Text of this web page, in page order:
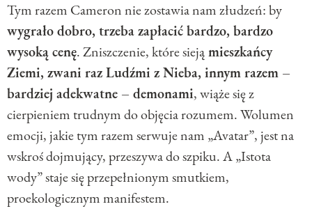
Tym razem Cameron nie zostawia nam złudzeń: by
wygrało dobro, trzeba zapłacić bardzo, bardzo
wysoką cenę. Zniszczenie, które siejąmieszkańcy
Ziemi, zwani raz Ludźmi z Nieba, innym razem –
bardziej adekwatne – demonami, wiąże się z
cierpieniem trudnym do objęcia rozumem. Wolumen
emocji, jakie tym razem serwuje nam „Avatar”, jest na
wskroś dojmujący, przeszywa do szpiku. A „Istota
wody” staje się przepełnionym smutkiem,
proekologicznym manifestem.